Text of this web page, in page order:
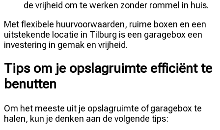
de vrijheid om te werken zonder rommel in huis.
Met flexibele huurvoorwaarden, ruime boxen en een
uitstekende locatie in Tilburg is een garagebox een
investering in gemak en vrijheid.
Tips om je opslagruimte efficiënt te
benutten
Om het meeste uit je opslagruimte of garagebox te
halen, kun je denken aan de volgende tips: